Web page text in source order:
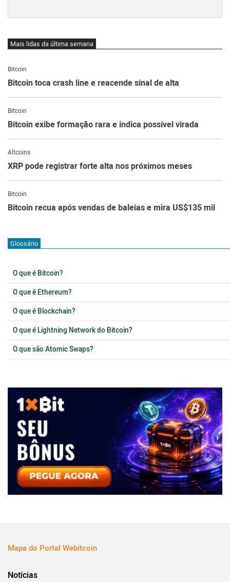
Mais lidas da última semana
Bitcoin
Bitcoin toca crash line e reacende sinal de alta
Bitcoin
Bitcoin exibe formação rara e indica possível virada
Altcoins
XRP pode registrar forte alta nos próximos meses
Bitcoin
Bitcoin recua após vendas de baleias e mira US$135 mil
Glossário
O que é Bitcoin?
O que é Ethereum?
O que é Blockchain?
O que é Lightning Network do Bitcoin?
O que são Atomic Swaps?
Mapa do Portal Webitcoin
Notícias